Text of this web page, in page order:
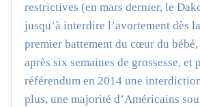
restrictives (en mars dernier, le
jusqu’à interdire l’avortement dès
premier battement du cœur du bébé,
après six semaines de grossesse, et
référendum en 2014 une
plus, une majorité d’Américains